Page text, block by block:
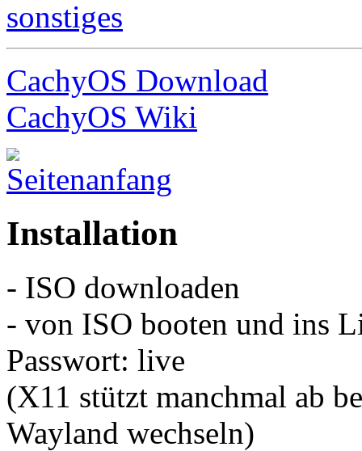
sonstiges
CachyOS Download
CachyOS Wiki
Installation
- ISO downloaden
- von ISO booten und ins
Passwort: live
(X11 stützt manchmal ab
Wayland wechseln)